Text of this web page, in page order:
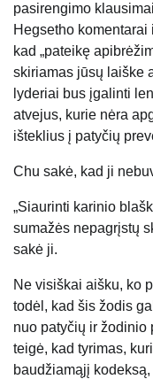
pasirengimo
Hegsetho
kad „pateikę
skiriamas jūsų laiške
lyderiai bus įgalinti
atvejus, kurie nėra
išteklius į patyčių
Chu sakė, kad ji
„Siaurinti karinio
sumažės nepagrįstų
sakė ji.
Ne visiškai aišku, ko
todėl, kad šis žodis
nuo ​​patyčių ir žodinio
teigė, kad tyrimas,
baudžiamąjį